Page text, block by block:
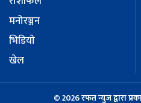
मनोरञ्जन
भिडियाे
खेल
© 2026 रफत न्युज द्वारा